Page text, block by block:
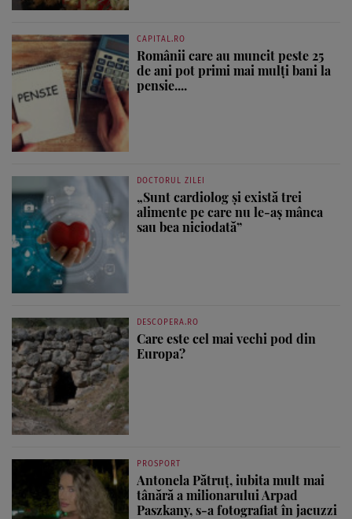
CAPITAL.RO
Românii care au muncit peste 25
de ani pot primi mai mulți bani la
pensie....
DOCTORUL ZILEI
„Sunt cardiolog și există trei
alimente pe care nu le-aș mânca
sau bea niciodată”
DESCOPERA.RO
Care este cel mai vechi pod din
Europa?
PROSPORT
Antonela Pătruț, iubita mult mai
tânără a milionarului Arpad
Paszkany, s-a fotografiat în jacuzzi